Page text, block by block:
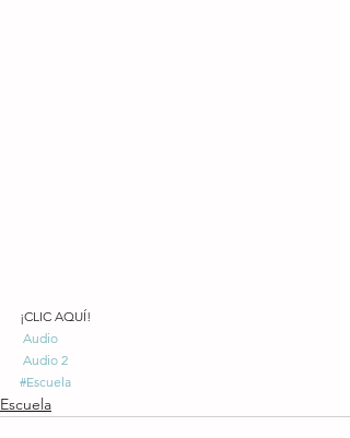
¡CLIC AQUÍ!
Audio
Audio 2
#Escuela
Escuela